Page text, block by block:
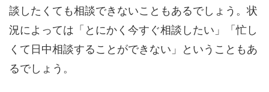
談したくても相談できないこともあるでしょう。状
況によっては「とにかく今すぐ相談したい」「忙し
くて日中相談することができない」ということもあ
るでしょう。